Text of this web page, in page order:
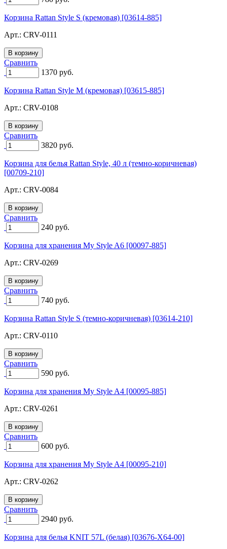
Корзина Rattan Style S (кремовая) [03614-885]
Арт.: CRV-0111
Сравнить
1370 руб.
Корзина Rattan Style M (кремовая) [03615-885]
Арт.: CRV-0108
Сравнить
3820 руб.
Корзина для белья Rattan Style, 40 л (темно-коричневая)
[00709-210]
Арт.: CRV-0084
Сравнить
240 руб.
Корзина для хранения My Style A6 [00097-885]
Арт.: CRV-0269
Сравнить
740 руб.
Корзина Rattan Style S (темно-коричневая) [03614-210]
Арт.: CRV-0110
Сравнить
590 руб.
Корзина для хранения My Style A4 [00095-885]
Арт.: CRV-0261
Сравнить
600 руб.
Корзина для хранения My Style A4 [00095-210]
Арт.: CRV-0262
Сравнить
2940 руб.
Корзина для белья KNIT 57L (белая) [03676-X64-00]